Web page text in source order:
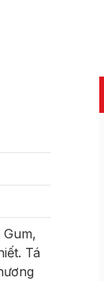
Tá